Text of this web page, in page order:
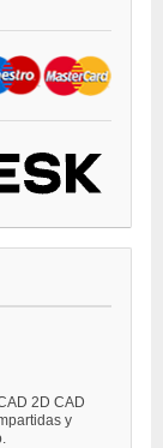
2D CAD
y